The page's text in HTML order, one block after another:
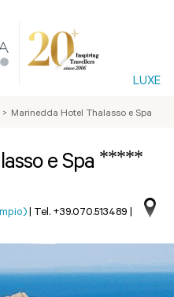
LUXE
> Marinedda Hotel Thalasso e Spa
e Spa *****
| Tel. +39.070.513489 |